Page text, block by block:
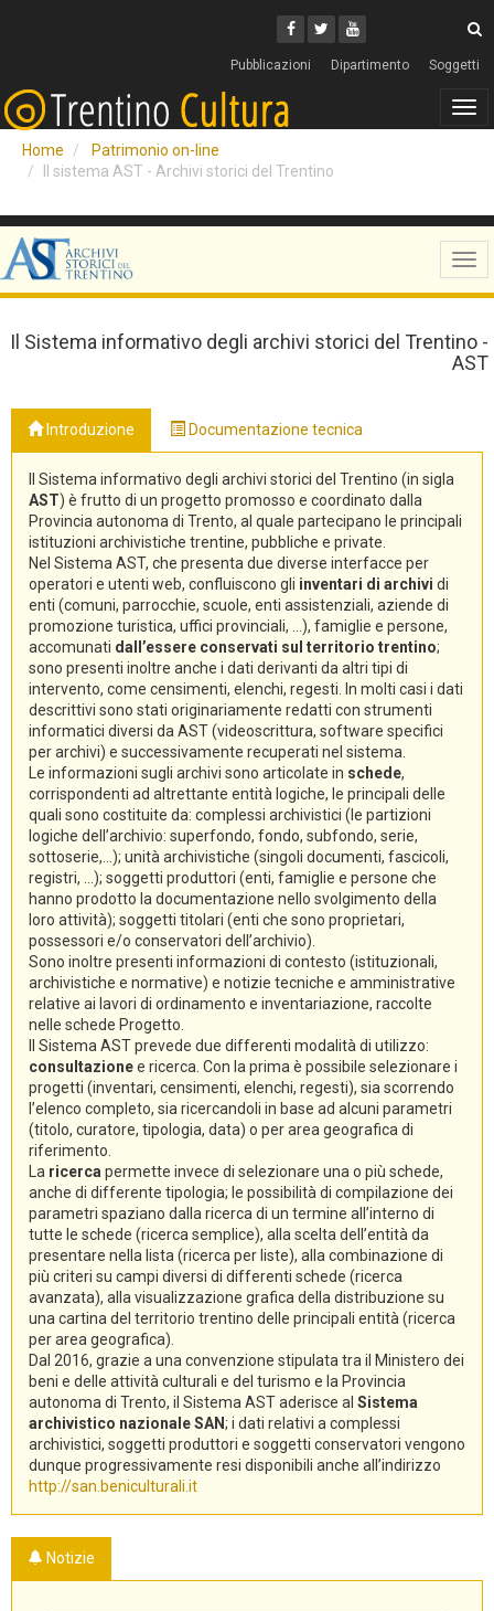
Facebook
Twitter
Youtube
Pubblicazioni Dipartimento Soggetti
Home
Patrimonio on-line
Il sistema AST - Archivi storici del Trentino
Il Sistema informativo degli archivi storici del Trentino -
AST
Introduzione Documentazione tecnica
Il Sistema informativo degli archivi storici del Trentino (in sigla
AST) è frutto di un progetto promosso e coordinato dalla
Provincia autonoma di Trento, al quale partecipano le principali
istituzioni archivistiche trentine, pubbliche e private.
Nel Sistema AST, che presenta due diverse interfacce per
operatori e utenti web, confluiscono gli inventari di archivi di
enti (comuni, parrocchie, scuole, enti assistenziali, aziende di
promozione turistica, uffici provinciali, ...), famiglie e persone,
accomunati dall’essere conservati sul territorio trentino;
sono presenti inoltre anche i dati derivanti da altri tipi di
intervento, come censimenti, elenchi, regesti. In molti casi i dati
descrittivi sono stati originariamente redatti con strumenti
informatici diversi da AST (videoscrittura, software specifici
per archivi) e successivamente recuperati nel sistema.
Le informazioni sugli archivi sono articolate in schede,
corrispondenti ad altrettante entità logiche, le principali delle
quali sono costituite da: complessi archivistici (le partizioni
logiche dell’archivio: superfondo, fondo, subfondo, serie,
sottoserie,...); unità archivistiche (singoli documenti, fascicoli,
registri, ...); soggetti produttori (enti, famiglie e persone che
hanno prodotto la documentazione nello svolgimento della
loro attività); soggetti titolari (enti che sono proprietari,
possessori e/o conservatori dell’archivio).
Sono inoltre presenti informazioni di contesto (istituzionali,
archivistiche e normative) e notizie tecniche e amministrative
relative ai lavori di ordinamento e inventariazione, raccolte
nelle schede Progetto.
Il Sistema AST prevede due differenti modalità di utilizzo:
consultazionee ricerca. Con la prima è possibile selezionare i
progetti (inventari, censimenti, elenchi, regesti), sia scorrendo
l’elenco completo, sia ricercandoli in base ad alcuni parametri
(titolo, curatore, tipologia, data) o per area geografica di
riferimento.
La ricerca permette invece di selezionare una o più schede,
anche di differente tipologia; le possibilità di compilazione dei
parametri spaziano dalla ricerca di un termine all’interno di
tutte le schede (ricerca semplice), alla scelta dell’entità da
presentare nella lista (ricerca per liste), alla combinazione di
più criteri su campi diversi di differenti schede (ricerca
avanzata), alla visualizzazione grafica della distribuzione su
una cartina del territorio trentino delle principali entità (ricerca
per area geografica).
Dal 2016, grazie a una convenzione stipulata tra il Ministero dei
beni e delle attività culturali e del turismo e la Provincia
autonoma di Trento, il Sistema AST aderisce al Sistema
archivistico nazionale SAN; i dati relativi a complessi
archivistici, soggetti produttori e soggetti conservatori vengono
dunque progressivamente resi disponibili anche all’indirizzo
http://san.beniculturali.it
Notizie